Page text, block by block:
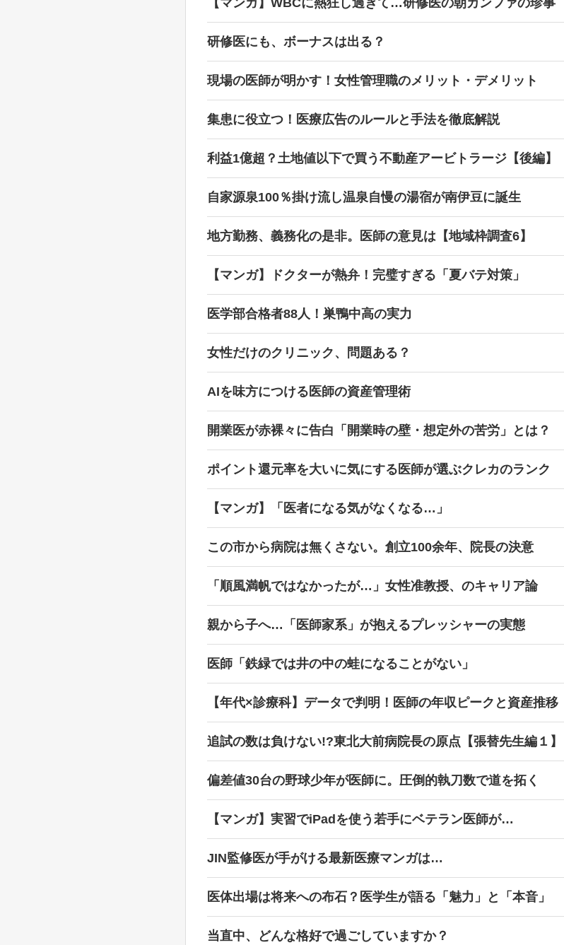
研修医にも、ボーナスは出る？
現場の医師が明かす！女性管理職のメリット・デメリット
集患に役立つ！医療広告のルールと手法を徹底解説
利益1億超？土地値以下で買う不動産アービトラージ【後編】
自家源泉100％掛け流し温泉自慢の湯宿が南伊豆に誕生
地方勤務、義務化の是非。医師の意見は【地域枠調査6】
【マンガ】ドクターが熱弁！完璧すぎる「夏バテ対策」
医学部合格者88人！巣鴨中高の実力
女性だけのクリニック、問題ある？
AIを味方につける医師の資産管理術
開業医が赤裸々に告白「開業時の壁・想定外の苦労」とは？
ポイント還元率を大いに気にする医師が選ぶクレカのランク
【マンガ】「医者になる気がなくなる…」
この市から病院は無くさない。創立100余年、院長の決意
「順風満帆ではなかったが…」女性准教授、のキャリア論
親から子へ…「医師家系」が抱えるプレッシャーの実態
医師「鉄緑では井の中の蛙になることがない」
【年代×診療科】データで判明！医師の年収ピークと資産推移
追試の数は負けない!?東北大前病院長の原点【張替先生編１】
偏差値30台の野球少年が医師に。圧倒的執刀数で道を拓く
【マンガ】実習でiPadを使う若手にベテラン医師が…
JIN監修医が手がける最新医療マンガは…
医体出場は将来への布石？医学生が語る「魅力」と「本音」
当直中、どんな格好で過ごしていますか？